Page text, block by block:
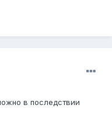
в последствии